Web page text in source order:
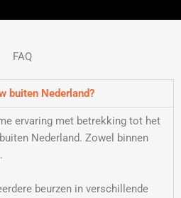
FAQ
buiten Nederland?
ervaring met betrekking tot het
Nederland. Zowel binnen
beurzen in verschillende